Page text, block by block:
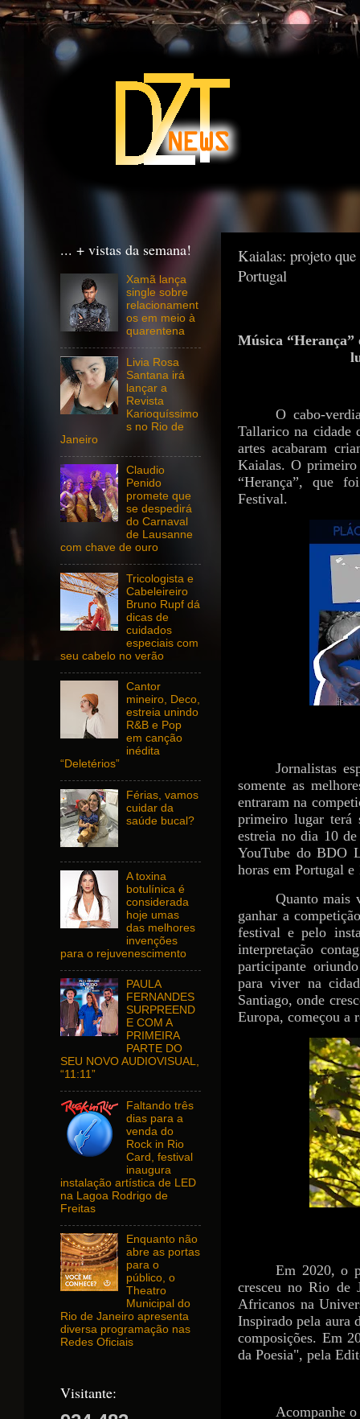
Kaialas: projeto
Portugal
Música
O cabo-
Tallarico na cidade
artes acabaram
Kaialas. O primeiro
“Herança”, que
Festival.
Jornalistas
somente as
entraram na
primeiro lugar terá
estreia no dia 10
YouTube do BDO
horas em Portugal
Quanto mais
ganhar a
festival e pelo
interpretação
participante
para viver na
Santiago, onde
Europa, começou a
Em 2020, o
cresceu no Rio de
Africanos na
Inspirado pela aura
composições. Em
da Poesia", pela
Acompanhe
... + vistas da semana!
Xamã lança
single sobre
relacionament
os em meio à
quarentena
Livia Rosa
Santana irá
lançar a
Revista
Karioquíssimo
s no Rio de
Janeiro
Claudio
Penido
promete que
se despedirá
do Carnaval
de Lausanne
com chave de ouro
Tricologista e
Cabeleireiro
Bruno Rupf dá
dicas de
cuidados
especiais com
seu cabelo no verão
Cantor
mineiro, Deco,
estreia unindo
R&B e Pop
em canção
inédita
“Deletérios”
Férias, vamos
cuidar da
saúde bucal?
A toxina
botulínica é
considerada
hoje umas
das melhores
invenções
para o rejuvenescimento
PAULA
FERNANDES
SURPREEND
E COM A
PRIMEIRA
PARTE DO
SEU NOVO AUDIOVISUAL,
“11:11”
Faltando três
dias para a
venda do
Rock in Rio
Card, festival
inaugura
instalação artística de LED
na Lagoa Rodrigo de
Freitas
Enquanto não
abre as portas
para o
público, o
Theatro
Municipal do
Rio de Janeiro apresenta
diversa programação nas
Redes Oficiais
Visitante: